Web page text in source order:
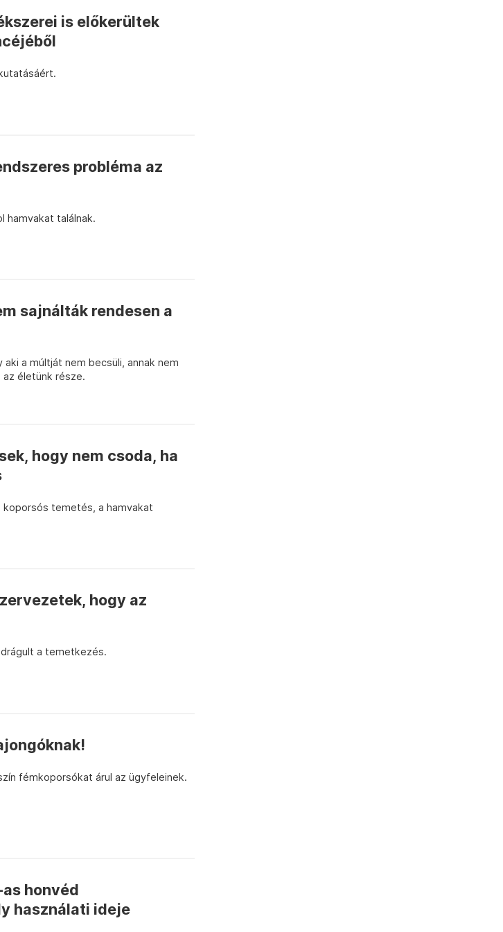
is előkerültek
probléma az
hamvakat találnak.
sajnálták rendesen a
a múltját nem becsüli, annak nem
az életünk része.
hogy nem csoda, ha
koporsós temetés, a hamvakat
hogy az
a temetkezés.
fémkoporsókat árul az ügyfeleinek.
honvéd
használati ideje